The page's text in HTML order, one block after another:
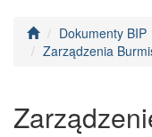
Dokumenty BIP
Zarządzenia